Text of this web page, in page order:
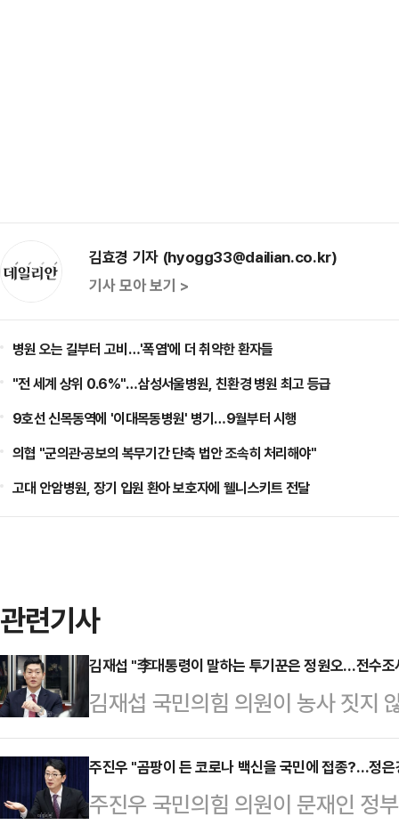
김효경 기자 (hyogg33@dailian.co.kr)
기사 모아 보기 >
병원 오는 길부터 고비…'폭염'에 더 취약한 환자들
"전 세계 상위 0.6%"…삼성서울병원, 친환경 병원 최고 등급
9호선 신목동역에 '이대목동병원' 병기…9월부터 시행
의협 "군의관·공보의 복무기간 단축 법안 조속히 처리해야"
고대 안암병원, 장기 입원 환아 보호자에 웰니스키트 전달
관련기사
김재섭 "李대통령이 말하는 투기꾼은 정원오…전수
김재섭 국민의힘 의원이 농사 짓지
을 동원한 전수조사 및 매각을 명령
청장을 전수조사 1호 대상자로 지
페이스북에 "보통 부동산과 관련해
주진우 "곰팡이 든 코로나 백신을 국민에 접종?…정
주진우 국민의힘 의원이 문재인 정